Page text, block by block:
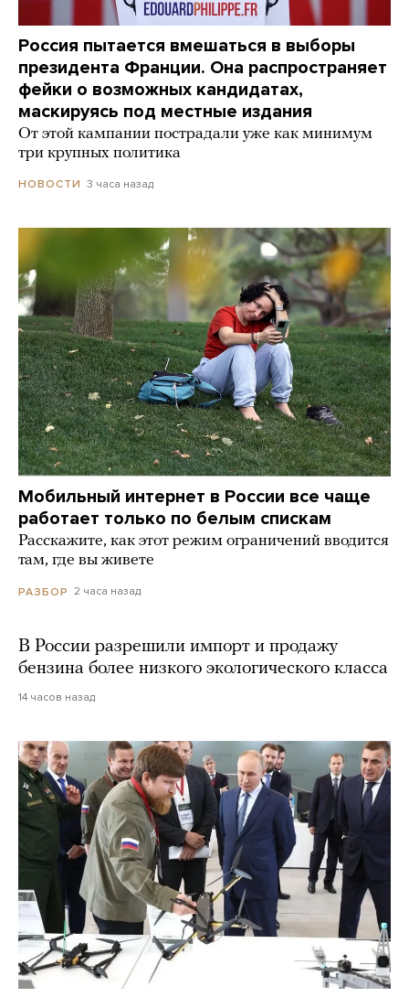
Россия пытается вмешаться в выборы
президента Франции. Она распространяет
фейки о возможных кандидатах,
маскируясь под местные издания
От этой кампании пострадали уже как минимум
три крупных политика
НОВОСТИ 3 часа назад
Мобильный интернет в России все чаще
работает только по белым спискам
Расскажите, как этот режим ограничений вводится
там, где вы живете
РАЗБОР 2 часа назад
В России разрешили импорт и продажу
бензина более низкого экологического класса
14 часов назад